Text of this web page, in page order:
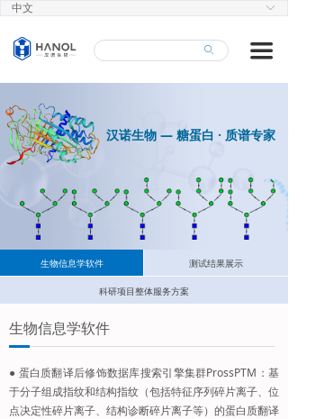
汉诺生物 — 糖蛋白 · 质谱专家
ꄙ
ꀅ
中文
끀
首页
蛋白质组学
修饰蛋白质组学
生物药分析
技术平台
人才招聘
关于汉诺
生物信息学软件 测试结果展示
科研项目整体服务方案
生物信息学软件
● 蛋白质翻译后修饰数据库搜索引擎集群ProssPTM：基
于分子组成指纹和结构指纹（包括特征序列碎片离子、位
点决定性碎片离子、结构诊断碎片离子等）的蛋白质翻译